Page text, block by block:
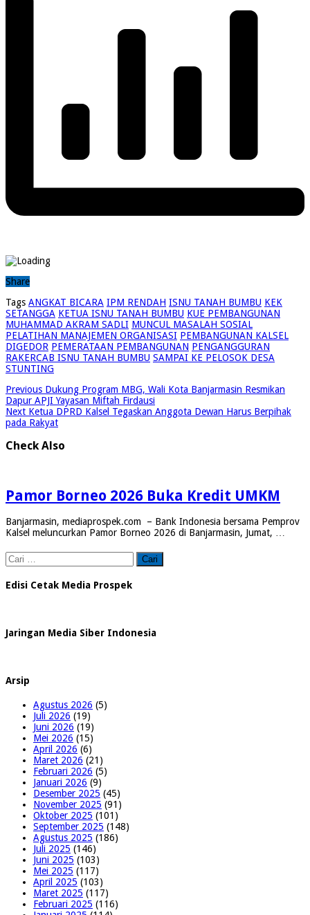
Share
Tags ANGKAT BICARA IPM RENDAH ISNU TANAH BUMBU KEK
SETANGGA KETUA ISNU TANAH BUMBU KUE PEMBANGUNAN
MUHAMMAD AKRAM SADLI MUNCUL MASALAH SOSIAL
PELATIHAN MANAJEMEN ORGANISASI PEMBANGUNAN KALSEL
DIGEDOR PEMERATAAN PEMBANGUNAN PENGANGGURAN
RAKERCAB ISNU TANAH BUMBU SAMPAI KE PELOSOK DESA
STUNTING
Previous Dukung Program MBG, Wali Kota Banjarmasin Resmikan
Dapur APJI Yayasan Miftah Firdausi
Next Ketua DPRD Kalsel Tegaskan Anggota Dewan Harus Berpihak
pada Rakyat
Check Also
Pamor Borneo 2026 Buka Kredit UMKM
Banjarmasin, mediaprospek.com – Bank Indonesia bersama Pemprov
Kalsel meluncurkan Pamor Borneo 2026 di Banjarmasin, Jumat, …
Cari
untuk:
Edisi Cetak Media Prospek
Jaringan Media Siber Indonesia
Arsip
Agustus 2026 (5)
Juli 2026 (19)
Juni 2026 (19)
Mei 2026 (15)
April 2026 (6)
Maret 2026 (21)
Februari 2026 (5)
Januari 2026 (9)
Desember 2025 (45)
November 2025 (91)
Oktober 2025 (101)
September 2025 (148)
Agustus 2025 (186)
Juli 2025 (146)
Juni 2025 (103)
Mei 2025 (117)
April 2025 (103)
Maret 2025 (117)
Februari 2025 (116)